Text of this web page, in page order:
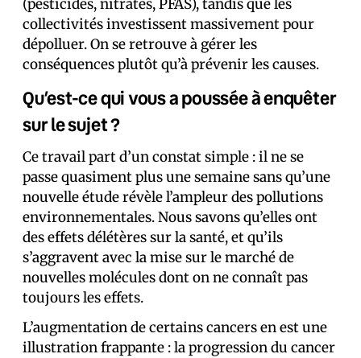
(pesticides, nitrates, PFAS), tandis que les
collectivités investissent massivement pour
dépolluer. On se retrouve à gérer les
conséquences plutôt qu’à prévenir les causes.
Qu’est-ce qui vous a poussée à enquêter
sur le sujet ?
Ce travail part d’un constat simple : il ne se
passe quasiment plus une semaine sans qu’une
nouvelle étude révèle l’ampleur des pollutions
environnementales. Nous savons qu’elles ont
des effets délétères sur la santé, et qu’ils
s’aggravent avec la mise sur le marché de
nouvelles molécules dont on ne connaît pas
toujours les effets.
L’augmentation de certains cancers en est une
illustration frappante : la progression du cancer